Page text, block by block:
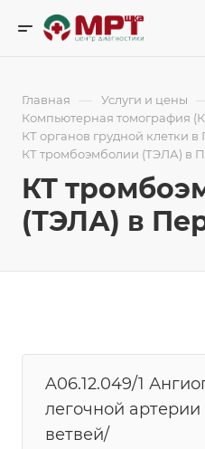
Главная — Услуги и цены
Компьютерная томография
КТ органов грудной клетки
КТ тромбоэмболии (ТЭЛА) в
КТ
(ТЭЛА) в
A06.12.049/1
легочной артерии
ветвей/